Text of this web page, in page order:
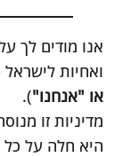
אנו מודים לך
ואחיות
או "אנחנו").
מדיניות זו
היא חלה על כל